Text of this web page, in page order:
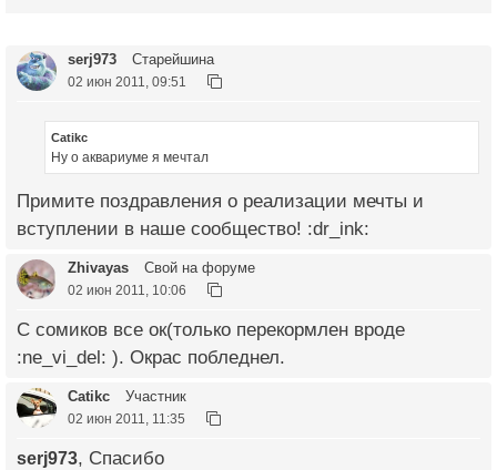
serj973 Старейшина
02 июн 2011, 09:51
Catikc
Ну о аквариуме я мечтал
Примите поздравления о реализации мечты и
вступлении в наше сообщество! :dr_ink:
Zhivayas Свой на форуме
02 июн 2011, 10:06
С сомиков все ок(только перекормлен вроде
:ne_vi_del: ). Окрас побледнел.
Catikc Участник
02 июн 2011, 11:35
serj973, Спасибо